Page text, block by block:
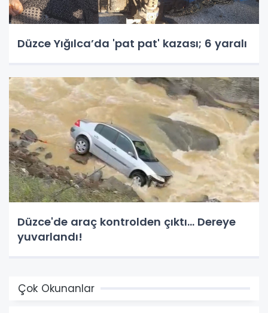
Düzce Yığılca’da 'pat pat' kazası; 6 yaralı
Düzce'de araç kontrolden çıktı... Dereye
yuvarlandı!
Çok Okunanlar